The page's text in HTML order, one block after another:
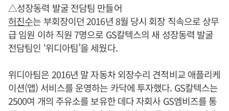
△성장동력 발굴 전담팀 만들어
허진수는 부회장이던 2016년 8월 당시 회장 직속으로 상무
급 임원 이하 직원 7명으로 GS칼텍스의 새 성장동력 발굴
전담팀인 ‘위디아팀’을 세웠다.
위디아팀은 2016년 말 자동차 외장수리 견적비교 애플리케
이션(앱) 서비스를 운영하는 카닥에 투자했다. GS칼텍스는
2500여 개의 주유소를 보유한 데다 자회사 GS엠비즈를 통